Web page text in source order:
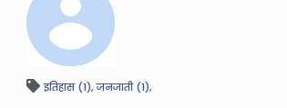
इतिहास (1), जनजाती (1),